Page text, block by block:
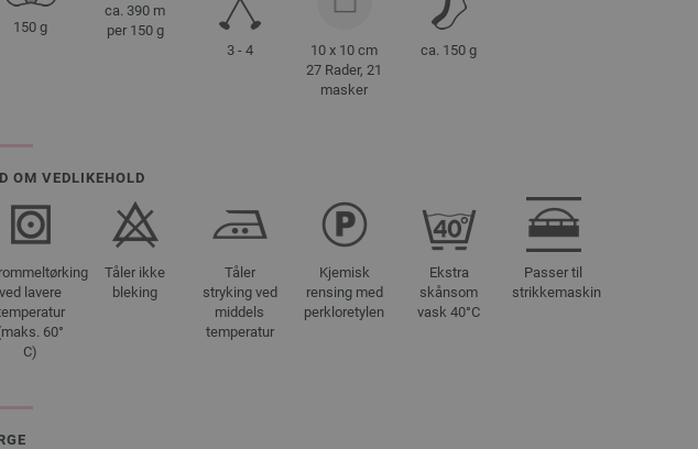
150 g
ca. 390 m
per 150 g
3 - 4
10 x 10 cm
27 Rader, 21
masker
ca. 150 g
OM VEDLIKEHOLD
ved lavere
60°
C)
Tåler ikke
bleking
Tåler
stryking ved
middels
temperatur
Kjemisk
rensing med
perkloretylen
Ekstra
skånsom
vask 40°C
Passer til
strikkemaskin